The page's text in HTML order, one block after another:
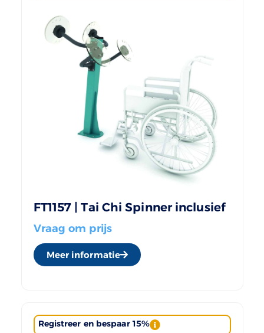
FT1157 | Tai Chi Spinner inclusief
Vraag om prijs
Meer informatie
Registreer en bespaar 15%